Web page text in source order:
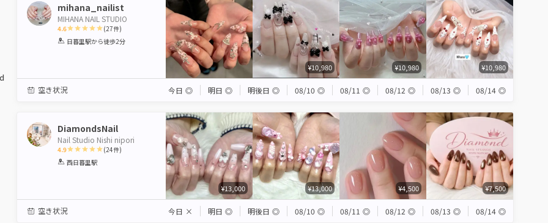
mihana_nailist
MIHANA NAIL STUDIO
4.6
1 2 3 4 5
(27件)
日暮里駅から徒歩2分
¥10,980 ¥10,980 ¥10,980
空き状況 今日 ◎ 明日 ◎ 明後日 ◎ 08/10 ◎ 08/11 ◎ 08/12 ◎ 08/13 ◎ 08/14 ◎
DiamondsNail
Nail Studio Nishi nipori
4.9
1 2 3 4 5
(24件)
西日暮里駅
¥13,000 ¥13,000 ¥4,500 ¥7,500
空き状況 今日 × 明日 ◎ 明後日 ◎ 08/10 ◎ 08/11 ◎ 08/12 ◎ 08/13 ◎ 08/14 ◎